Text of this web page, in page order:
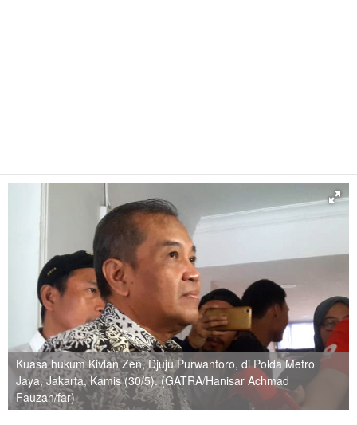
Kuasa hukum Kivlan Zen, Djuju Purwantoro, di Polda Metro
Jaya, Jakarta, Kamis (30/5). (GATRA/Hanisar Achmad
Fauzan/far)